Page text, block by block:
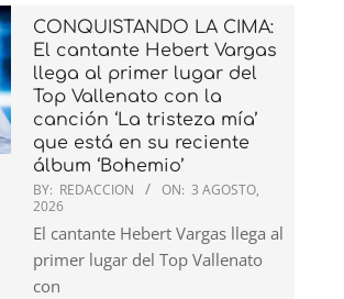
CONQUISTANDO LA CIMA:
El cantante Hebert Vargas
llega al primer lugar del
Top Vallenato con la
canción ‘La tristeza mía’
que está en su reciente
álbum ‘Bohemio’
BY: REDACCION ON: 3 AGOSTO,
2026
El cantante Hebert Vargas llega al
primer lugar del Top Vallenato
con